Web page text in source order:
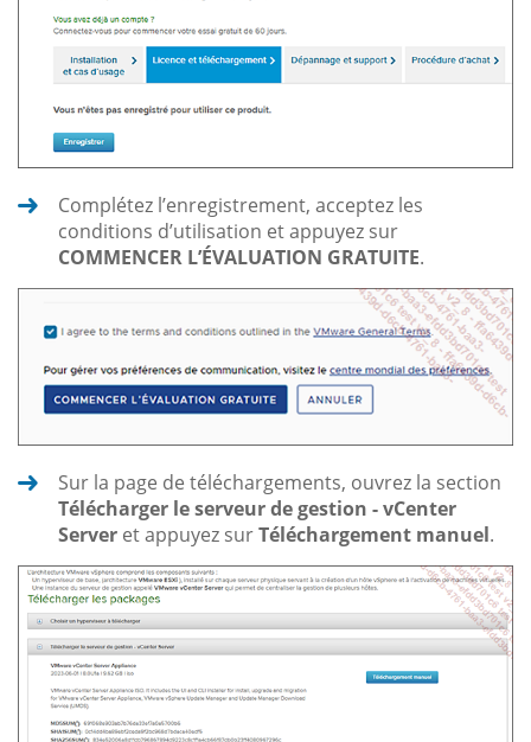
Complétez l’enregistrement, acceptez les
conditions d’utilisation et appuyez sur
COMMENCER L’ÉVALUATION GRATUITE.
Sur la page de téléchargements, ouvrez la section
Télécharger le serveur de gestion - vCenter
Server et appuyez surTéléchargement manuel.